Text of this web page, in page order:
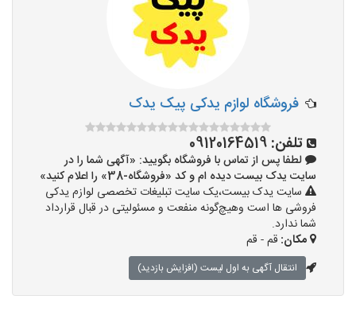
فروشگاه لوازم یدکی پيک يدک
تلفن: 09120164519
لطفا پس از تماس با فروشگاه بگویید: «آگهی شما را در
سایت یدک بیست دیده ام و کد «فروشگاه-38» را اعلام کنید»
سایت یدک بیست،یک سایت تبلیغات تخصصی لوازم یدکی
فروشی ها است وهیچ‌گونه منفعت و مسئولیتی در قبال قرارداد
شما ندارد.
مکان: قم - قم
انتقال آگهی به اول لیست (افزایش بازدید)